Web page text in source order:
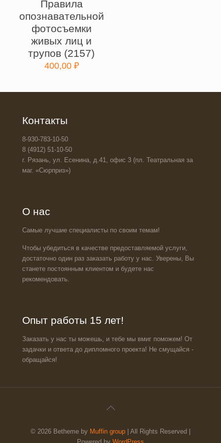
Правила
опознавательной
фотосъемки
живых лиц и
трупов (2157)
400,00 ₽
Контакты
8-930-783-10-50
8 (4912) 51-10-50
г. Рязань, ул. Есенина, д.41, офис 3 (пл. Театральная за
маг. «Сюрприз»)
О нас
Самые лучшие специалисты по своим темам!
Чтобы убедиться в качестве предоставляемой услуги,
достаточно один раз заказать работу у нас. Уверены, Вы
станете постоянным клиентом и будете нас
рекомендовать.
Опыт работы 15 лет!
Заказать у нас ты можешь, и тебе мы вмиг поможем! От
задачки и ответа до дипломного проекта! Не смущайся -
обращайся!
© 2026 Betheme by Muffin group | All Rights Reserved |